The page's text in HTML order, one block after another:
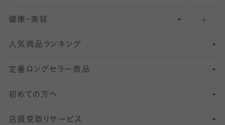
オーバーニー・ニーハイソックス
111〜210デニールタイツ
211デニールタイツ以上（防寒・厚手タイツ）
5 分丈
6 分丈レギンス
7 分丈 レギンス
8分丈 レギンス
10分丈 レギンス
美脚ストッキング
オールスルーストッキング
フレッシャーズ向けソックス・靴下
冠婚葬祭向けソックス・靴下
スーツカジュアルソックス・靴下
ロングホーズ
ランニングソックス・靴下
ゴルフソックス・靴下
サッカー・フットサル用ソックス
ヨガソックス・靴下
スポーツ用レッグウォーマー
健康・美容
インナーソックス
加圧・着圧ソックス
冷えとり靴下
着圧・加圧タイツ
人気商品ランキング
定番ロングセラー商品
初めての方へ
店頭受取りサービス